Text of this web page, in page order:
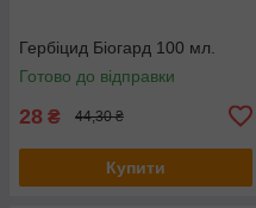
Гербіцид Біогард 100 мл.
Готово до відправки
28 ₴ 44,30 ₴
Купити